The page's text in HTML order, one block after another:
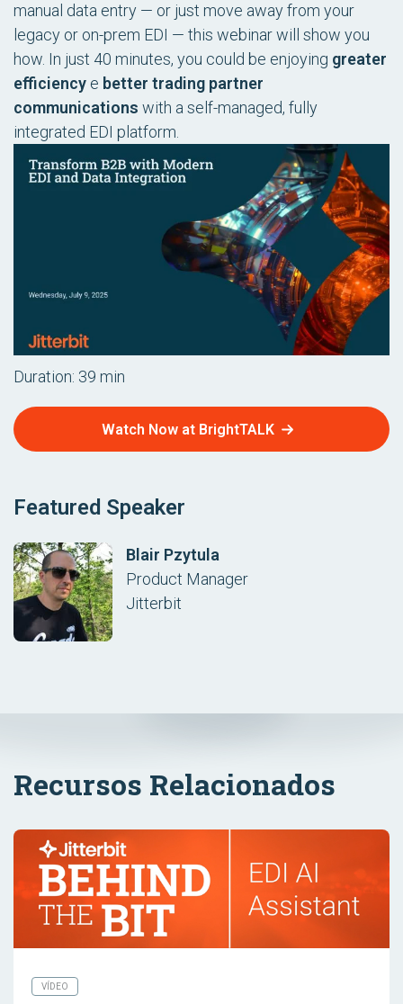
manual data entry — or just move away from your
legacy or on-prem EDI — this webinar will show you
how. In just 40 minutes, you could be enjoying greater
efficiency e better trading partner
communications with a self-managed, fully
integrated EDI platform.
Duration: 39 min
Watch Now at BrightTALK
Featured Speaker
Blair Pzytula
Product Manager
Jitterbit
Recursos Relacionados
VÍDEO